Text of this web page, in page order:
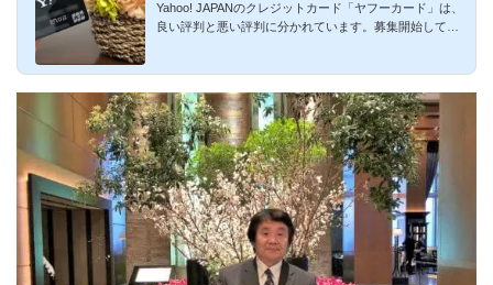
い側面まで徹底解説
Yahoo! JAPANのクレジットカード「ヤフーカード」は、
良い評判と悪い評判に分かれています。募集開始してす